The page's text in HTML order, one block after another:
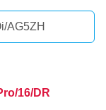
AG5ZH
16/DR